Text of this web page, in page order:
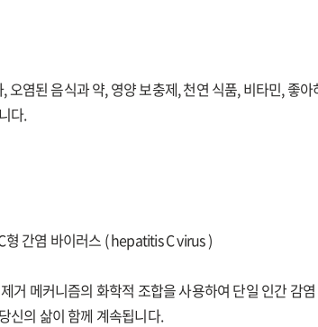
오염된 음식과 약, 영양 보충제, 천연 식품, 비타민, 좋
다.
간염 바이러스 ( hepatitis C virus )
거 메커니즘의 화학적 조합을 사용하여 단일 인간 감
신의 삶이 함께 계속됩니다.